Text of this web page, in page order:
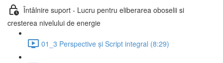
Întâlnire suport - Lucru pentru eliberarea oboselii si
cresterea nivelului de energie
01_3 Perspective și Script integral (8:29)